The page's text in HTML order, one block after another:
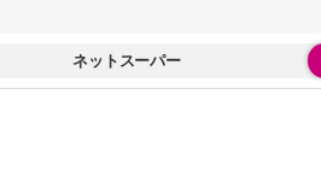
ネットスーパー